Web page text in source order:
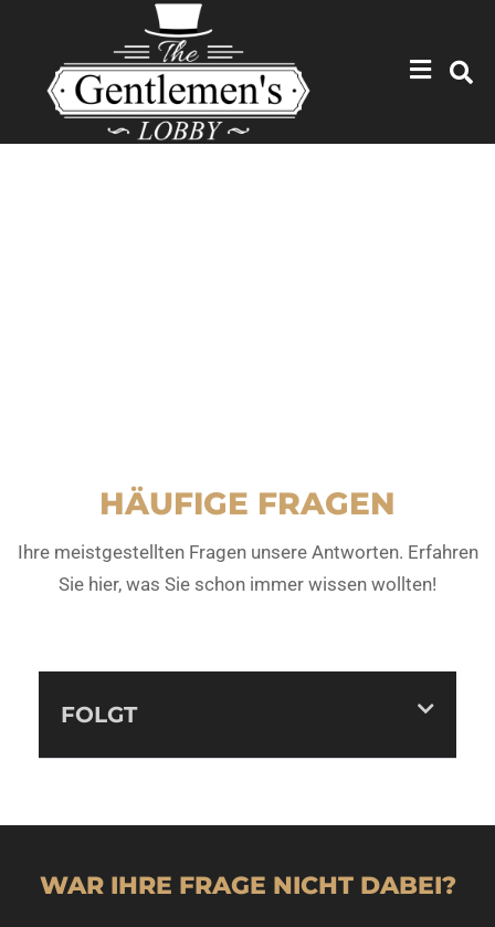
HÄUFIGE FRAGEN
Ihre meistgestellten Fragen unsere Antworten. Erfahren
Sie hier, was Sie schon immer wissen wollten!
FOLGT
WAR IHRE FRAGE NICHT DABEI?